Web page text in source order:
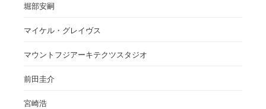
堀部安嗣
マイケル・グレイヴス
マウントフジアーキテクツスタジオ
前田圭介
宮崎浩